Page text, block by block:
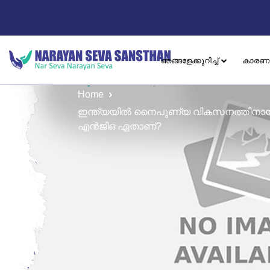
ഞങ്ങളേക്കുറിച്ച്
Home
ഇന്ത്യയിൽ നൈപുണ്യ
എൻ‌ജി‌ഒ ഏതാണ്?